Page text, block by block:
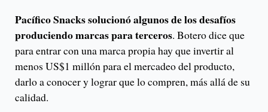
Pacífico Snacks solucionó algunos de los desafíos
produciendo marcas para terceros. Botero dice que
para entrar con una marca propia hay que invertir al
menos US$1 millón para el mercadeo del producto,
darlo a conocer y lograr que lo compren, más allá de su
calidad.